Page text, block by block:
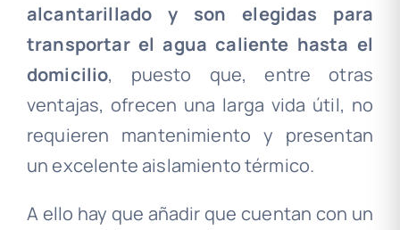
alcantarillado y son elegidas para
transportar el agua caliente hasta el
domicilio, puesto que, entre otras
ventajas, ofrecen una larga vida útil, no
requieren mantenimiento y presentan
un excelente aislamiento térmico.
A ello hay que añadir que cuentan con un